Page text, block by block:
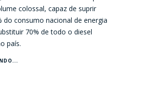
colossal, capaz de suprir
do consumo nacional de energia
70% de todo o diesel
país.